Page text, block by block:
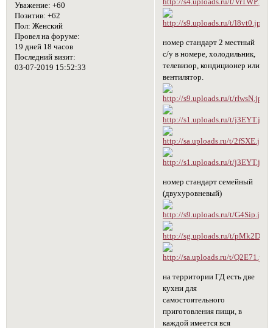
Уважение: +60
Позитив: +62
Пол: Женский
Провел на форуме:
19 дней 18 часов
Последний визит:
03-07-2019 15:52:33
номер стандарт 2 местный
с/у в номере, холодильник,
телевизор, кондиционер или
вентилятор.
номер стандарт семейный
(двухуровневый)
на территории ГД есть две
кухни для
самостоятельного
приготовления пищи, в
каждой имеется вся